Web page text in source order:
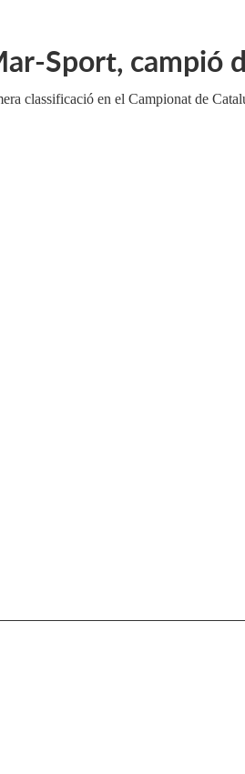
Sport, campió
classificació en el Campionat de